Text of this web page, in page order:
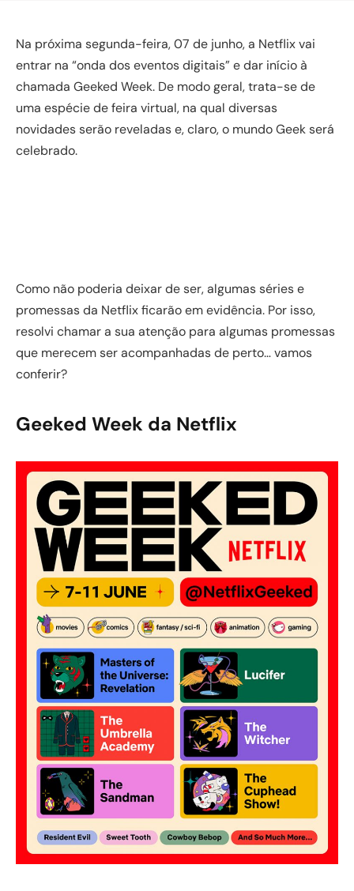
Na próxima segunda-feira, 07 de junho, a Netflix vai
entrar na “onda dos eventos digitais” e dar início à
chamada Geeked Week. De modo geral, trata-se de
uma espécie de feira virtual, na qual diversas
novidades serão reveladas e, claro, o mundo Geek será
celebrado.
Como não poderia deixar de ser, algumas séries e
promessas da Netflix ficarão em evidência. Por isso,
resolvi chamar a sua atenção para algumas promessas
que merecem ser acompanhadas de perto… vamos
conferir?
Geeked Week da Netflix